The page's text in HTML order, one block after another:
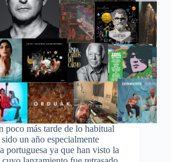
poco más tarde de lo habitual
un año especialmente
portuguesa ya que han visto la